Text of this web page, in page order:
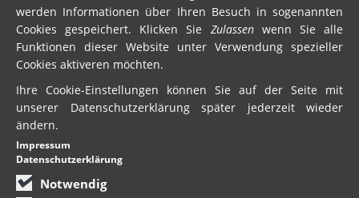
werden Informationen über Ihren Besuch in sogenannten
Cookies gespeichert. Klicken Sie Zulassenwenn Sie alle
Funktionen dieser Website unter Verwendung spezieller
Cookies aktiveren möchten.
Ihre Cookie-Einstellungen können Sie auf der Seite mit
unserer Datenschutzerklärung später jederzeit wieder
ändern.
Notwendig
Impressum
Datenschutzerklärung